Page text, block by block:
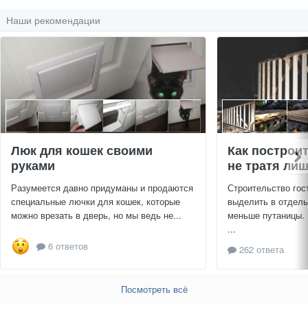
Наши рекомендации
Люк для кошек своими
руками
Разумеется давно придуманы и продаются
специальные лючки для кошек, которые
можно врезать в дверь, но мы ведь не...
6 ответов
Как
не тратя
Строительство
выделить в
меньше путаницы.
...
262 ответа
Посмотреть всё